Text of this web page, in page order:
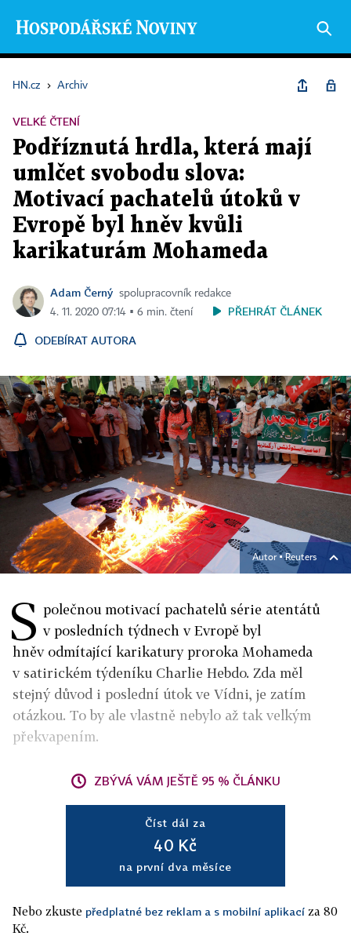
HN.cz › Archiv
VELKÉ ČTENÍ
Podříznutá hrdla, která mají
umlčet svobodu slova:
Motivací pachatelů útoků v
Evropě byl hněv kvůli
karikaturám Mohameda
Adam Černý spolupracovník redakce
4. 11. 2020 07:14 ▪ 6 min. čtení
PŘEHRÁT ČLÁNEK
ODEBÍRAT AUTORA
Autor ▪Reuters
S polečnou motivací pachatelů série atentátů
v posledních týdnech v Evropě byl
hněv odmítající karikatury proroka Mohameda
v satirickém týdeníku Charlie Hebdo. Zda měl
stejný důvod i poslední útok ve Vídni, je zatím
otázkou. To by ale vlastně nebylo až tak velkým
překvapením.
ZBÝVÁ VÁM JEŠTĚ 95 % ČLÁNKU
Číst dál za
40 Kč
na první dva měsíce
Nebo zkuste předplatné bez reklam a s mobilní aplikací za 80
Kč.